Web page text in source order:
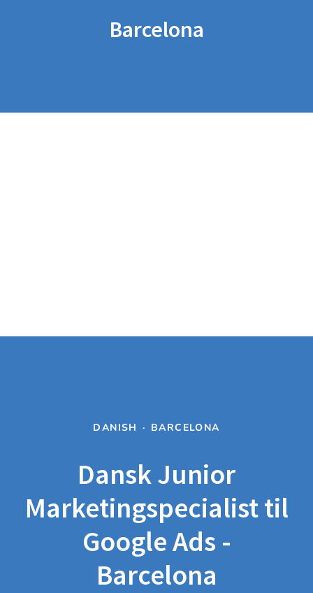
Barcelona
DANISH · BARCELONA
Dansk Junior
Marketingspecialist til
Google Ads -
Barcelona